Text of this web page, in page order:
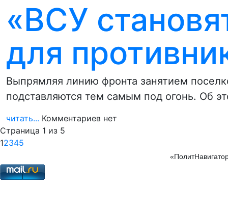
«ВСУ
для
Выпрямляя линию фронта занятием
подставляются тем самым под огонь. Об
читать... Комментариев нет
Страница 1 из 5
12345